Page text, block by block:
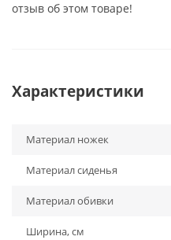
отзыв об этом товаре!
Характеристики
Материал ножек
Материал сиденья
Материал обивки
Ширина, см